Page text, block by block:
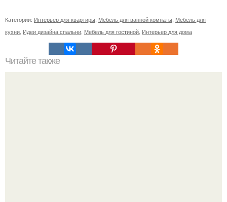
Категории: Интерьер для квартиры Мебель для ванной комнаты Мебель для
кухни Идеи дизайна спальни Мебель для гостиной Интерьер для дома
Читайте также